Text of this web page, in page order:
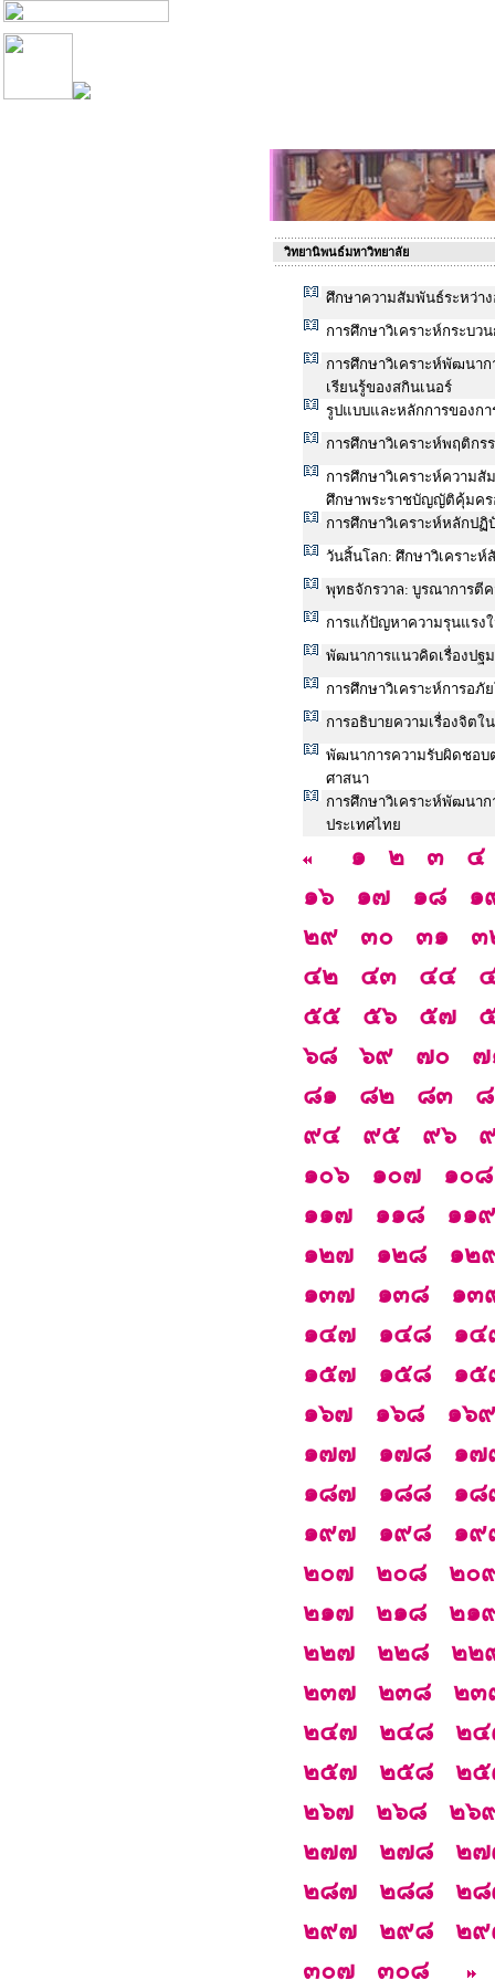
วิทยานิพนธ์มหาวิทยาลัย
ศึกษาความสัมพันธ์ระหว่า
การศึกษาวิเคราะห์กระบว
การศึกษาวิเคราะห์พัฒนา
เรียนรู้ของสกินเนอร์
รูปแบบและหลักการของก
การศึกษาวิเคราะห์พฤติก
การศึกษาวิเคราะห์ความ
ศึกษาพระราชบัญญัติคุ้มคร
การศึกษาวิเคราะห์หลักป
วันสิ้นโลก: ศึกษาวิเคราะห์
พุทธจักรวาล: บูรณาการตี
การแก้ปัญหาความรุนแรง
พัฒนาการแนวคิดเรื่องปฐ
การศึกษาวิเคราะห์การอ
การอธิบายความเรื่องจิต
พัฒนาการความรับผิดชอบ
ศาสนา
การศึกษาวิเคราะห์พัฒนา
ประเทศไทย
๑ ๒ ๓
๔
๑๖
๑๗ ๑๘
๑
๒๙
๓๐ ๓๑
๓
๔๒
๔๓ ๔๔
๕๕
๕๖ ๕๗
๖๘
๖๙ ๗๐
๗
๘๑
๘๒ ๘๓
๙๔
๙๕ ๙๖
๑๐๖
๑๐๗
๑๐๘
๑๑๗
๑๑๘
๑๑๙
๑๒๗
๑๒๘
๑๒
๑๓๗
๑๓๘
๑๓
๑๔๗
๑๔๘
๑๔
๑๕๗
๑๕๘
๑๕
๑๖๗
๑๖๘
๑๖๙
๑๗๗
๑๗๘
๑๗
๑๘๗
๑๘๘
๑๘
๑๙๗
๑๙๘
๑๙
๒๐๗
๒๐๘
๒๐
๒๑๗
๒๑๘
๒๑
๒๒๗
๒๒๘
๒๒
๒๓๗
๒๓๘
๒๓
๒๔๗
๒๔๘
๒
๒๕๗
๒๕๘
๒
๒๖๗
๒๖๘
๒๖
๒๗๗
๒๗๘
๒
๒๘๗
๒๘๘
๒
๒๙๗
๒๙๘
๒
๓๐๗
๓๐๘